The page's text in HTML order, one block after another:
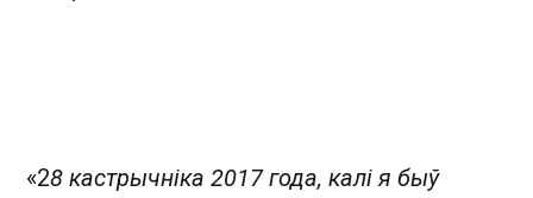
«28 кастрычніка 2017 года, калі я быў